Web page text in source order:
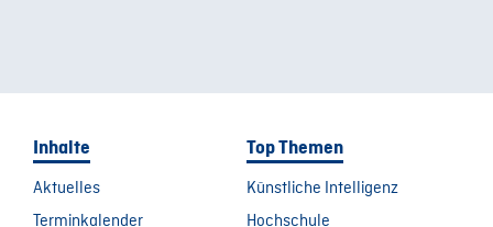
Inhalte
Aktuelles
Terminkalender
Top Themen
Künstliche Intelligenz
Hochschule